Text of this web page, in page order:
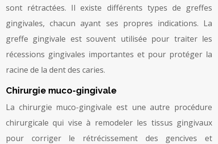
sont rétractées. Il existe différents types de greffes
gingivales, chacun ayant ses propres indications. La
greffe gingivale est souvent utilisée pour traiter les
récessions gingivales importantes et pour protéger la
racine de la dent des caries.
Chirurgie muco-gingivale
La chirurgie muco-gingivale est une autre procédure
chirurgicale qui vise à remodeler les tissus gingivaux
pour corriger le rétrécissement des gencives et